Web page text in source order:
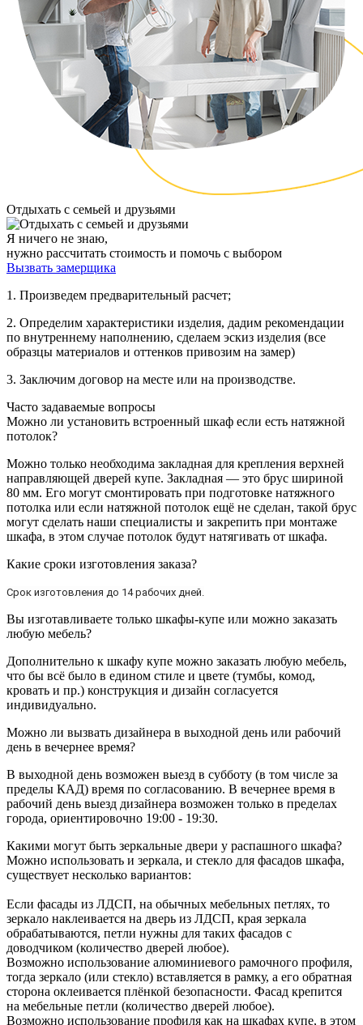
Отдыхать с семьей и друзьями
Я ничего не знаю,
нужно рассчитать стоимость и помочь с выбором
Вызвать замерщика
1. Произведем предварительный расчет;
2. Определим характеристики изделия, дадим рекомендации
по внутреннему наполнению, сделаем эскиз изделия (все
образцы материалов и оттенков привозим на замер)
3. Заключим договор на месте или на производстве.
Часто задаваемые вопросы
Можно ли установить встроенный шкаф если есть натяжной
потолок?
Можно только необходима закладная для крепления верхней
направляющей дверей купе. Закладная — это брус шириной
80 мм. Его могут смонтировать при подготовке натяжного
потолка или если натяжной потолок ещё не сделан, такой брус
могут сделать наши специалисты и закрепить при монтаже
шкафа, в этом случае потолок будут натягивать от шкафа.
Какие сроки изготовления заказа?
Срок изготовления до 14 рабочих дней.
Вы изготавливаете только шкафы-купе или можно заказать
любую мебель?
Дополнительно к шкафу купе можно заказать любую мебель,
что бы всё было в едином стиле и цвете (тумбы, комод,
кровать и пр.) конструкция и дизайн согласуется
индивидуально.
Можно ли вызвать дизайнера в выходной день или рабочий
день в вечернее время?
В выходной день возможен выезд в субботу (в том числе за
пределы КАД) время по согласованию. В вечернее время в
рабочий день выезд дизайнера возможен только в пределах
города, ориентировочно 19:00 - 19:30.
Какими могут быть зеркальные двери у распашного шкафа?
Можно использовать и зеркала, и стекло для фасадов шкафа,
существует несколько вариантов:
Если фасады из ЛДСП, на обычных мебельных петлях, то
зеркало наклеивается на дверь из ЛДСП, края зеркала
обрабатываются, петли нужны для таких фасадов с
доводчиком (количество дверей любое).
Возможно использование алюминиевого рамочного профиля,
тогда зеркало (или стекло) вставляется в рамку, а его обратная
сторона оклеивается плёнкой безопасности. Фасад крепится
на мебельные петли (количество дверей любое).
Возможно использование профиля как на шкафах купе, в этом